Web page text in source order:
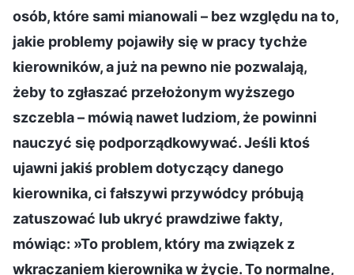
osób, które sami mianowali – bez względu na to,
jakie problemy pojawiły się w pracy tychże
kierowników, a już na pewno nie pozwalają,
żeby to zgłaszać przełożonym wyższego
szczebla – mówią nawet ludziom, że powinni
nauczyć się podporządkowywać. Jeśli ktoś
ujawni jakiś problem dotyczący danego
kierownika, ci fałszywi przywódcy próbują
zatuszować lub ukryć prawdziwe fakty,
mówiąc: »To problem, który ma związek z
wkraczaniem kierownika w życie. To normalne,